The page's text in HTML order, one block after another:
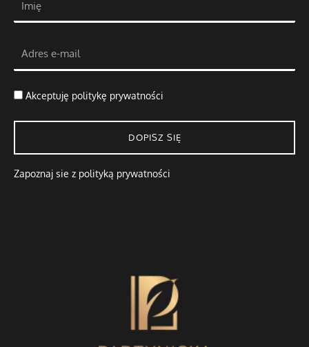
Akceptuję politykę prywatności
DOPISZ SIĘ
Zapoznaj sie z polityką prywatności